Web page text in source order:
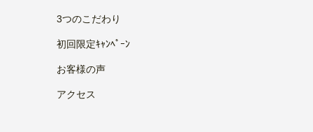
3つのこだわり
初回限定ｷｬﾝﾍﾟｰﾝ
お客様の声
アクセス